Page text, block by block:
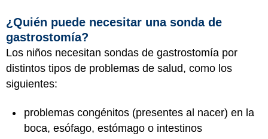
¿Quién puede necesitar una sonda de
gastrostomía?
Los niños necesitan sondas de gastrostomía por
distintos tipos de problemas de salud, como los
siguientes:
problemas congénitos (presentes al nacer) en la
boca, esófago, estómago o intestinos